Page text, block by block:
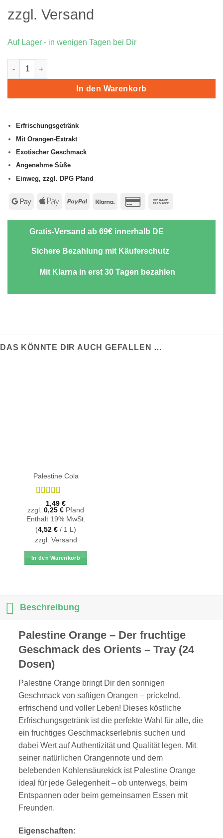
zzgl. Versand
Auf Lager - in wenigen Tagen bei Dir
Palestine Orange Tray Menge
In den Warenkorb
Erfrischungsgetränk
Mit Orangen-Extrakt
Exotischer Geschmack
Angenehme Süße
Einweg, zzgl. DPG Pfand
Google Apple
PayPal Klarna
Credit
Gratis-Versand ab 69€ innerhalb DE
Sichere Bezahlung mit Käuferschutz
Mit Klarna in erst 30 Tagen bezahlen
DAS KÖNNTE DIR AUCH GEFALLEN …
Palestine Cola
Bewertet
mit5von 5
1,49 €
zzgl. 0,25 € Pfand
Enthält 19% MwSt.
(4,52 € / 1 L)
zzgl. Versand
In den Warenkorb
Beschreibung
Palestine Orange – Der fruchtige
Geschmack des Orients – Tray (24
Dosen)
Palestine Orange bringt Dir den sonnigen
Geschmack von saftigen Orangen – prickelnd,
erfrischend und voller Leben! Dieses köstliche
Erfrischungsgetränk ist die perfekte Wahl für alle, die
ein fruchtiges Geschmackserlebnis suchen und
dabei Wert auf Authentizität und Qualität legen. Mit
seiner natürlichen Orangennote und dem
belebenden Kohlensäurekick ist Palestine Orange
ideal für jede Gelegenheit – ob unterwegs, beim
Entspannen oder beim gemeinsamen Essen mit
Freunden.
Eigenschaften: